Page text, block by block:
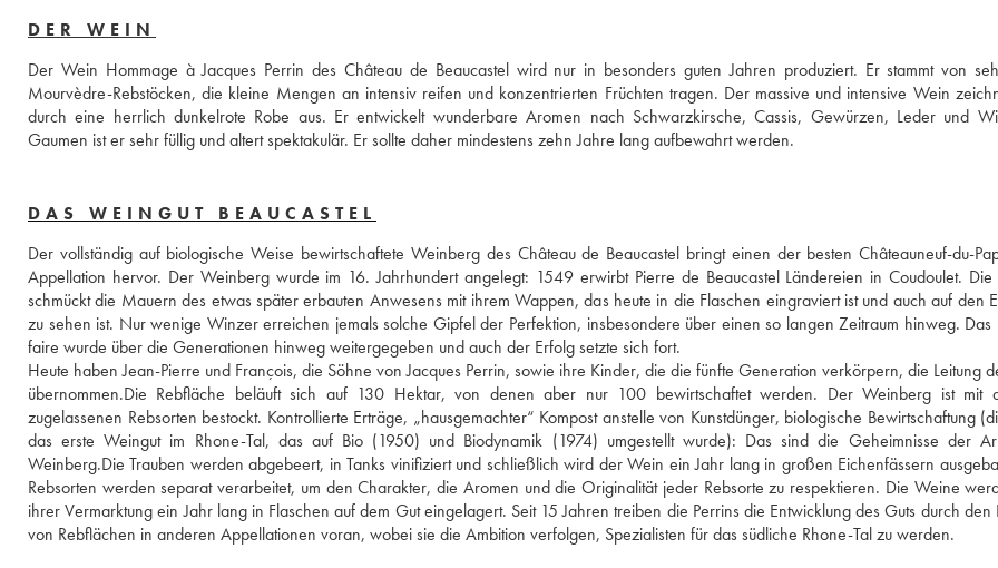
DER WEIN
Der Wein Hommage à Jacques Perrin des Château de Beaucastel wird nur in besonders guten Jahren produziert. Er stammt von
Mourvèdre-Rebstöcken, die kleine Mengen an intensiv reifen und konzentrierten Früchten tragen. Der massive und intensive Wein
durch eine herrlich dunkelrote Robe aus. Er entwickelt wunderbare Aromen nach Schwarzkirsche, Cassis, Gewürzen, Leder und
Gaumen ist er sehr füllig und altert spektakulär. Er sollte daher mindestens zehn Jahre lang aufbewahrt werden.
DAS WEINGUT BEAUCASTEL
Der vollständig auf biologische Weise bewirtschaftete Weinberg des Château de Beaucastel bringt einen der besten Châteauneuf-du-
Appellation hervor. Der Weinberg wurde im 16. Jahrhundert angelegt: 1549 erwirbt Pierre de Beaucastel Ländereien in Coudoulet. Die
schmückt die Mauern des etwas später erbauten Anwesens mit ihrem Wappen, das heute in die Flaschen eingraviert ist und auch auf den
zu sehen ist. Nur wenige Winzer erreichen jemals solche Gipfel der Perfektion, insbesondere über einen so langen Zeitraum hinweg. Das
faire wurde über die Generationen hinweg weitergegeben und auch der Erfolg setzte sich fort.
Heute haben Jean-Pierre und François, die Söhne von Jacques Perrin, sowie ihre Kinder, die die fünfte Generation verkörpern, die Leitung
übernommen.Die Rebfläche beläuft sich auf 130 Hektar, von denen aber nur 100 bewirtschaftet werden. Der Weinberg ist mit
zugelassenen Rebsorten bestockt. Kontrollierte Erträge, „hausgemachter“ Kompost anstelle von Kunstdünger, biologische Bewirtschaftung
das erste Weingut im Rhone-Tal, das auf Bio (1950) und Biodynamik (1974) umgestellt wurde): Das sind die Geheimnisse der
Weinberg.Die Trauben werden abgebeert, in Tanks vinifiziert und schließlich wird der Wein ein Jahr lang in großen Eichenfässern
Rebsorten werden separat verarbeitet, um den Charakter, die Aromen und die Originalität jeder Rebsorte zu respektieren. Die Weine
ihrer Vermarktung ein Jahr lang in Flaschen auf dem Gut eingelagert. Seit 15 Jahren treiben die Perrins die Entwicklung des Guts durch den
von Rebflächen in anderen Appellationen voran, wobei sie die Ambition verfolgen, Spezialisten für das südliche Rhone-Tal zu werden.